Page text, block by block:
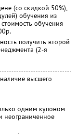
(со скидкой 50%),
обучения из
обучения
получить второй
(2-я
высшего
одним купоном
неограниченное